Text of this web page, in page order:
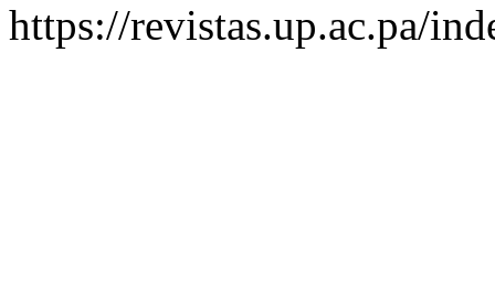
https://revistas.up.ac.pa/